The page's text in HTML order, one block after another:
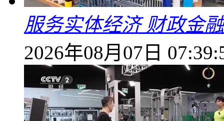
服务实体经济 财政金
2026年08月07日